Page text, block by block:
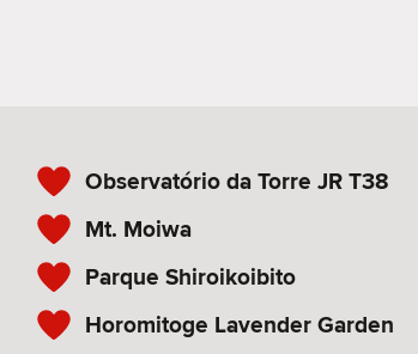
Observatório da Torre JR T38
Mt. Moiwa
Parque Shiroikoibito
Horomitoge Lavender Garden